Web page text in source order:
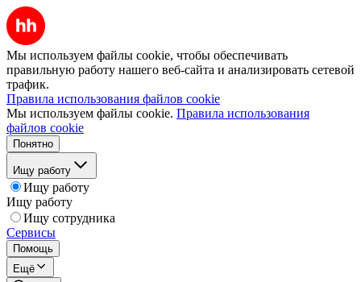
Мы используем файлы cookie, чтобы обеспечивать
правильную работу нашего веб-сайта и анализировать сетевой
трафик.
Правила использования файлов cookie
Мы используем файлы cookie. Правила использования
файлов cookie
Понятно
Ищу работу
Ищу работу
Ищу работу
Ищу сотрудника
Сервисы
Помощь
Ещё